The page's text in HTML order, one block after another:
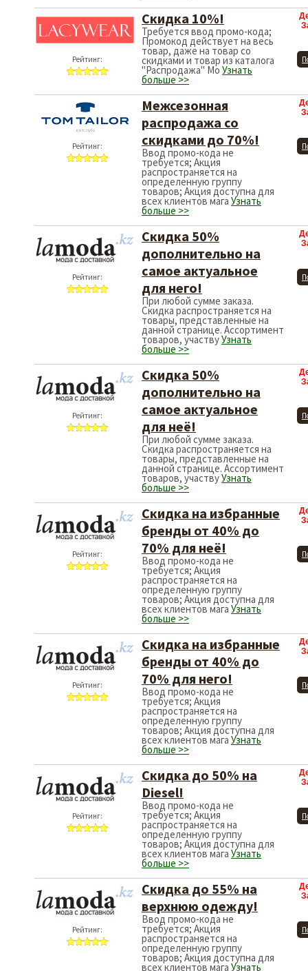
Рейтинг:
Скидка 10%!
Требуется ввод промо-кода;
Промокод действует на весь
товар, даже на товар со
скидками и товар из каталога
"Распродажа" Мо Узнать
больше >>
Рейтинг:
Межсезонная
распродажа со
скидками до 70%!
Ввод промо-кода не
требуется; Акция
распространяется на
определенную группу
товаров; Акция доступна для
всех клиентов мага Узнать
больше >>
Рейтинг:
Скидка 50%
дополнительно на
самое актуальное
для него!
При любой сумме заказа.
Скидка распространяется на
товары, представленные на
данной странице. Ассортимент
товаров, участвуУзнать
больше >>
Рейтинг:
Скидка 50%
дополнительно на
самое актуальное
для неё!
При любой сумме заказа.
Скидка распространяется на
товары, представленные на
данной странице. Ассортимент
товаров, участвуУзнать
больше >>
Рейтинг:
Скидка на избранные
бренды от 40% до
70% для неё!
Ввод промо-кода не
требуется; Акция
распространяется на
определенную группу
товаров; Акция доступна для
всех клиентов мага Узнать
больше >>
Рейтинг:
Скидка на избранные
бренды от 40% до
70% для него!
Ввод промо-кода не
требуется; Акция
распространяется на
определенную группу
товаров; Акция доступна для
всех клиентов мага Узнать
больше >>
Рейтинг:
Скидка до 50% на
Diesel!
Ввод промо-кода не
требуется; Акция
распространяется на
определенную группу
товаров; Акция доступна для
всех клиентов мага Узнать
больше >>
Рейтинг:
Скидка до 55% на
верхнюю одежду!
Ввод промо-кода не
требуется; Акция
распространяется на
определенную группу
товаров; Акция доступна для
всех клиентов мага Узнать